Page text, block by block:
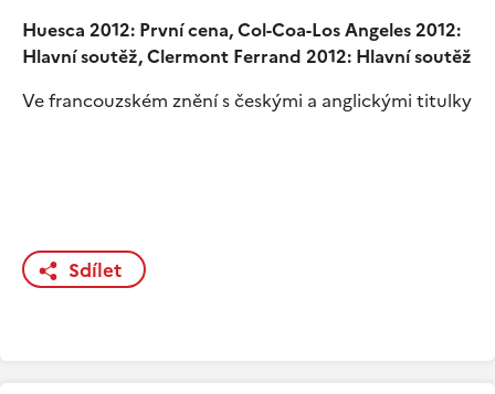
Huesca 2012: První cena, Col-Coa-Los Angeles 2012:
Hlavní soutěž, Clermont Ferrand 2012: Hlavní soutěž
Ve francouzském znění s českými a anglickými titulky
Sdílet